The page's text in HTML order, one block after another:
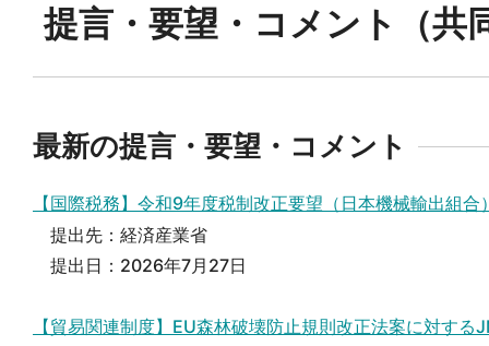
提言・要望・コメント（共
最新の提言・要望・コメント
【国際税務】令和9年度税制改正要望（日本機械輸出組
提出先：経済産業省
提出日：2026年7月27日
【貿易関連制度】EU森林破壊防止規則改正法案に対す